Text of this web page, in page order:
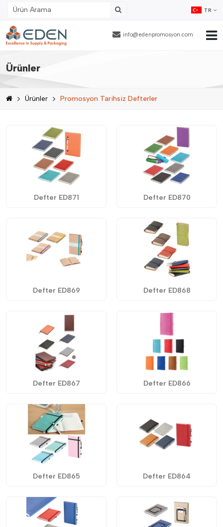
info@edenpromosyon.com
TR
Ana Sayfa
Hakkımızda
Ürünler
Referanslar
İnsan Kaynakları
Ürünler
Ürünler Promosyon Tarihsiz Defterler
Defter ED871 Defter ED870
Defter ED869 Defter ED868
Defter ED867 Defter ED866
Defter ED865 Defter ED864